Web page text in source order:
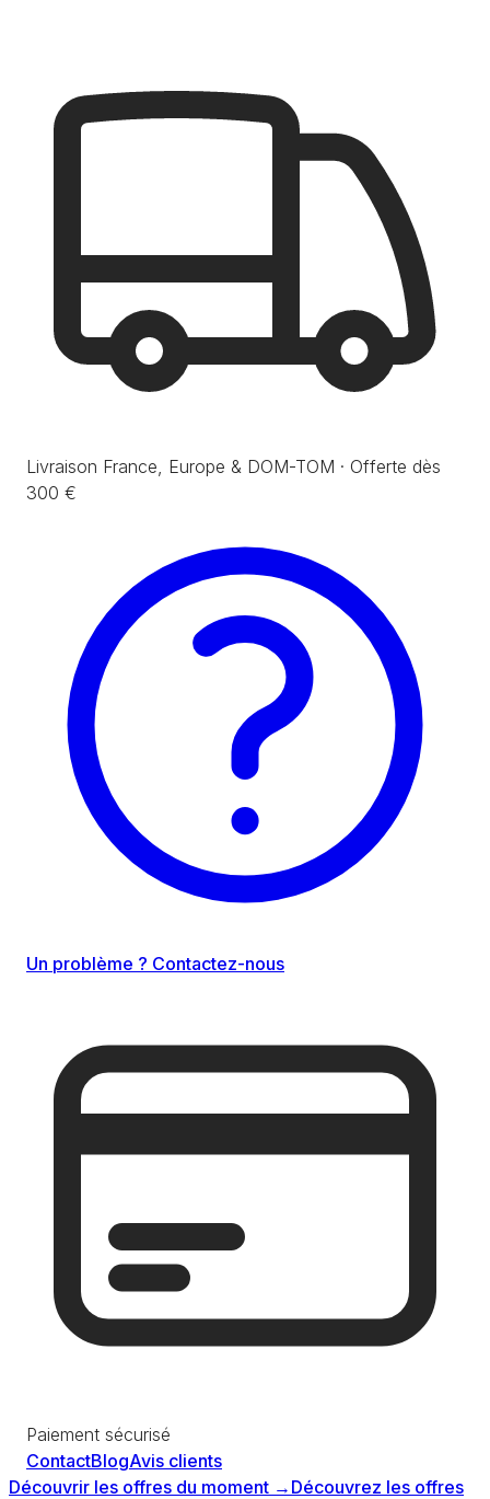
Livraison France, Europe & DOM-TOM · Offerte dès
300 €
Un problème ? Contactez-nous
Paiement sécurisé
ContactBlogAvis clients
Découvrir les offres du moment → Découvrez les offres